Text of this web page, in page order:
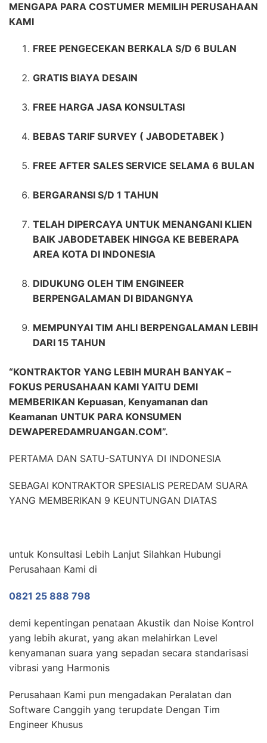
MENGAPA PARA COSTUMER MEMILIH PERUSAHAAN
KAMI
FREE PENGECEKAN BERKALA S/D 6 BULAN
GRATIS BIAYA DESAIN
FREE HARGA JASA KONSULTASI
BEBAS TARIF SURVEY ( JABODETABEK )
FREE AFTER SALES SERVICE SELAMA 6 BULAN
BERGARANSI S/D 1 TAHUN
TELAH DIPERCAYA UNTUK MENANGANI KLIEN
BAIK JABODETABEK HINGGA KE BEBERAPA
AREA KOTA DI INDONESIA
DIDUKUNG OLEH TIM ENGINEER
BERPENGALAMAN DI BIDANGNYA
MEMPUNYAI TIM AHLI BERPENGALAMAN LEBIH
DARI 15 TAHUN
“KONTRAKTOR YANG LEBIH MURAH BANYAK –
FOKUS PERUSAHAAN KAMI YAITU DEMI
MEMBERIKAN Kepuasan, Kenyamanan dan
Keamanan UNTUK PARA KONSUMEN
DEWAPEREDAMRUANGAN.COM”.
PERTAMA DAN SATU-SATUNYA DI INDONESIA
SEBAGAI KONTRAKTOR SPESIALIS PEREDAM SUARA
YANG MEMBERIKAN 9 KEUNTUNGAN DIATAS
untuk Konsultasi Lebih Lanjut Silahkan Hubungi
Perusahaan Kami di
0821 25 888 798
demi kepentingan penataan Akustik dan Noise Kontrol
yang lebih akurat, yang akan melahirkan Level
kenyamanan suara yang sepadan secara standarisasi
vibrasi yang Harmonis
Perusahaan Kami pun mengadakan Peralatan dan
Software Canggih yang terupdate Dengan Tim
Engineer Khusus